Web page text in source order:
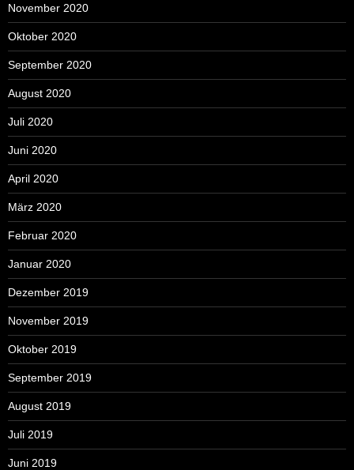
November 2020
Oktober 2020
September 2020
August 2020
Juli 2020
Juni 2020
April 2020
März 2020
Februar 2020
Januar 2020
Dezember 2019
November 2019
Oktober 2019
September 2019
August 2019
Juli 2019
Juni 2019